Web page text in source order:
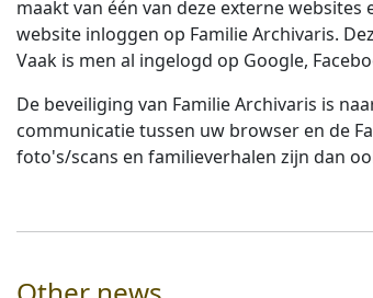
maakt van één van deze externe
website inloggen op Familie Archivaris.
Vaak is men al ingelogd op Google,
De beveiliging van Familie Archivaris is
communicatie tussen uw browser en de
foto's/scans en familieverhalen zijn dan